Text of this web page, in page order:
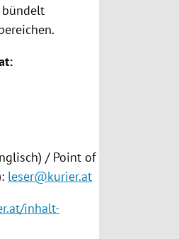
bündelt
/ Point of
leser@kurier.at
inhalt-